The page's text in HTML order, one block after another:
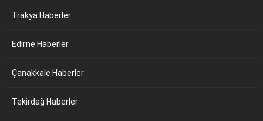
Trakya Haberler
Edirne Haberler
Çanakkale Haberler
Tekirdağ Haberler